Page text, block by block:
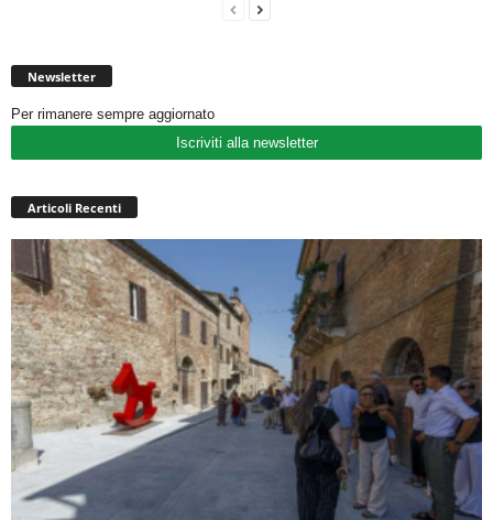
Newsletter
Per rimanere sempre aggiornato
Iscriviti alla newsletter
Articoli Recenti